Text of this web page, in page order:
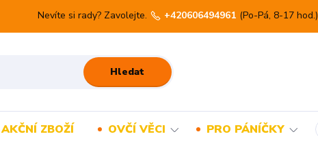
Hledat
Nevíte si rady? Zavolejte. +420606494961 (Po-Pá, 8-17 hod.)
AKČNÍ ZBOŽÍ OVČÍ VĚCI PRO PÁNÍČKY